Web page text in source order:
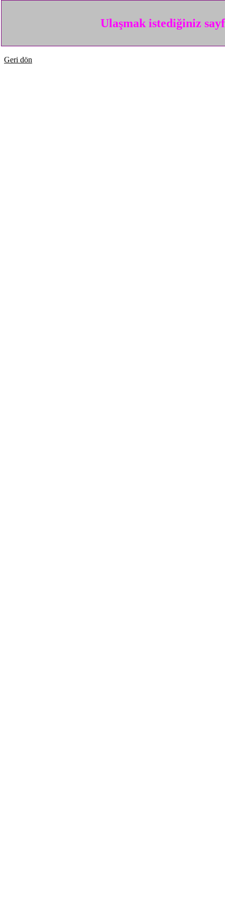
Ulaşmak istediğiniz
Geri dön